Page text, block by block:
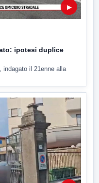
▶
ipotesi duplice
indagato il 21enne alla